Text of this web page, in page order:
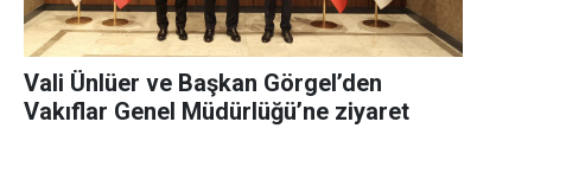
Vali Ünlüer ve Başkan Görgel’den
Vakıflar Genel Müdürlüğü’ne ziyaret